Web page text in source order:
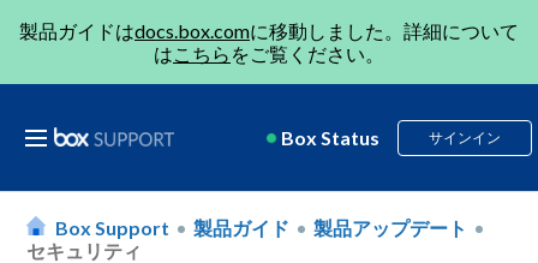
製品ガイドはdocs.box.comに移動しました。詳細について
はこちら をご覧ください。
Box Status サインイン
Box Support 製品ガイド
製品アップデート
セキュリティ